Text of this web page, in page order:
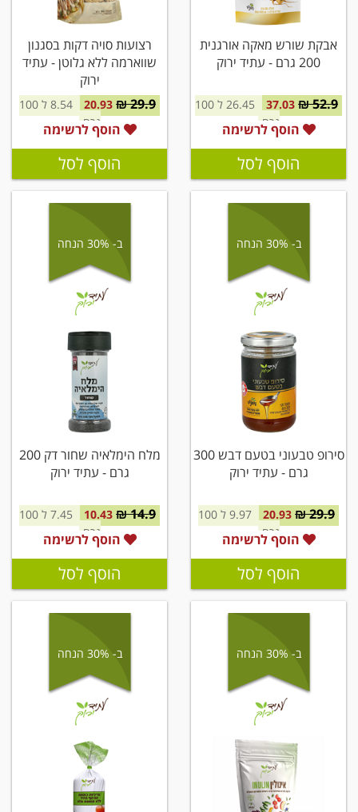
אבקת שורש מאקה אורגנית
200 גרם - עתיד ירוק
52.9 ₪
37.03
26.45 ל 100
גרם
הוסף לרשימה
הוסף לסל
רצועות סויה דקות בסגנון
שווארמה ללא גלוטן - עתיד
ירוק
29.9 ₪
20.93
8.54 ל 100
גרם
הוסף לרשימה
הוסף לסל
ב- 30% הנחה
סירופ טבעוני בטעם דבש 300
גרם - עתיד ירוק
29.9 ₪
20.93
9.97 ל 100
גרם
הוסף לרשימה
הוסף לסל
ב- 30% הנחה
מלח הימלאיה שחור דק 200
גרם - עתיד ירוק
14.9 ₪
10.43
7.45 ל 100
גרם
הוסף לרשימה
הוסף לסל
ב- 30% הנחה ב- 30% הנחה